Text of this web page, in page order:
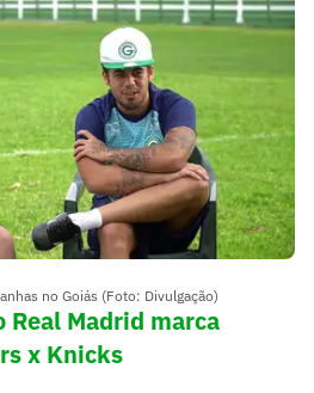
no Goiás (Foto: Divulgação)
Real Madrid marca
x Knicks